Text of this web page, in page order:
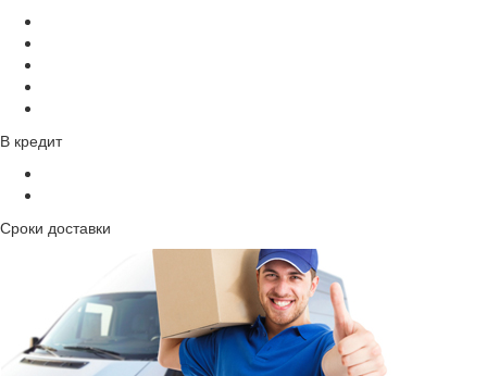
В кредит
Сроки доставки